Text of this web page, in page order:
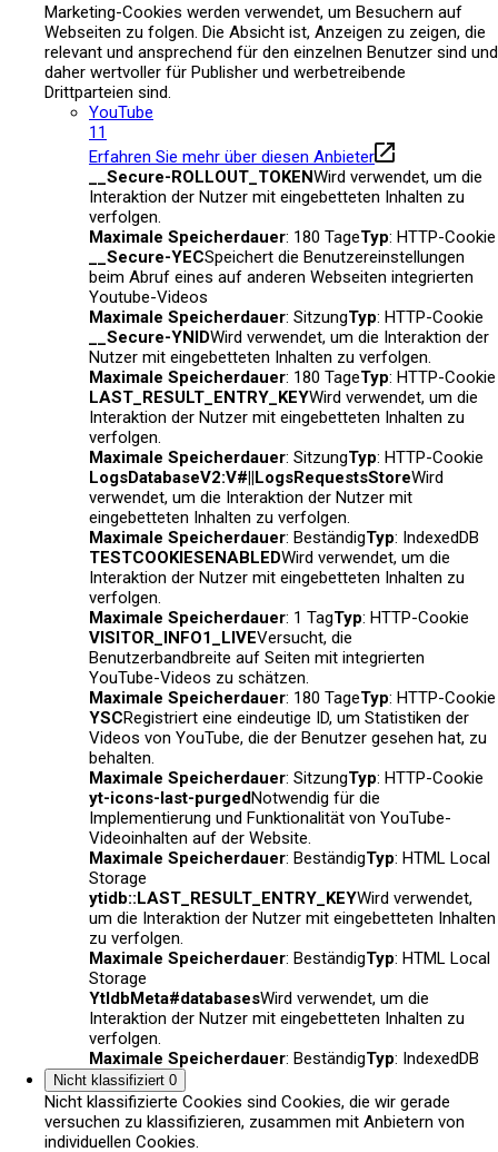
Marketing-Cookies werden verwendet, um Besuchern auf
Webseiten zu folgen. Die Absicht ist, Anzeigen zu zeigen, die
relevant und ansprechend für den einzelnen Benutzer sind und
daher wertvoller für Publisher und werbetreibende
Drittparteien sind.
YouTube
11
Erfahren Sie mehr über diesen Anbieter
__Secure-ROLLOUT_TOKENWird verwendet, um die
Interaktion der Nutzer mit eingebetteten Inhalten zu
verfolgen.
Maximale Speicherdauer: 180 TageTyp: HTTP-Cookie
__Secure-YECSpeichert die Benutzereinstellungen
beim Abruf eines auf anderen Webseiten integrierten
Youtube-Videos
Maximale Speicherdauer: SitzungTyp: HTTP-Cookie
__Secure-YNIDWird verwendet, um die Interaktion der
Nutzer mit eingebetteten Inhalten zu verfolgen.
Maximale Speicherdauer: 180 TageTyp: HTTP-Cookie
LAST_RESULT_ENTRY_KEYWird verwendet, um die
Interaktion der Nutzer mit eingebetteten Inhalten zu
verfolgen.
Maximale Speicherdauer: SitzungTyp: HTTP-Cookie
LogsDatabaseV2:V#||LogsRequestsStoreWird
verwendet, um die Interaktion der Nutzer mit
eingebetteten Inhalten zu verfolgen.
Maximale Speicherdauer: BeständigTyp: IndexedDB
TESTCOOKIESENABLEDWird verwendet, um die
Interaktion der Nutzer mit eingebetteten Inhalten zu
verfolgen.
Maximale Speicherdauer: 1 TagTyp: HTTP-Cookie
VISITOR_INFO1_LIVEVersucht, die
Benutzerbandbreite auf Seiten mit integrierten
YouTube-Videos zu schätzen.
Maximale Speicherdauer: 180 TageTyp: HTTP-Cookie
YSCRegistriert eine eindeutige ID, um Statistiken der
Videos von YouTube, die der Benutzer gesehen hat, zu
behalten.
Maximale Speicherdauer: SitzungTyp: HTTP-Cookie
yt-icons-last-purgedNotwendig für die
Implementierung und Funktionalität von YouTube-
Videoinhalten auf der Website.
Maximale Speicherdauer: BeständigTyp: HTML Local
Storage
ytidb::LAST_RESULT_ENTRY_KEYWird verwendet,
um die Interaktion der Nutzer mit eingebetteten Inhalten
zu verfolgen.
Maximale Speicherdauer: BeständigTyp: HTML Local
Storage
YtIdbMeta#databasesWird verwendet, um die
Interaktion der Nutzer mit eingebetteten Inhalten zu
verfolgen.
Maximale Speicherdauer: BeständigTyp: IndexedDB
Nicht klassifiziert 0
Nicht klassifizierte Cookies sind Cookies, die wir gerade
versuchen zu klassifizieren, zusammen mit Anbietern von
individuellen Cookies.